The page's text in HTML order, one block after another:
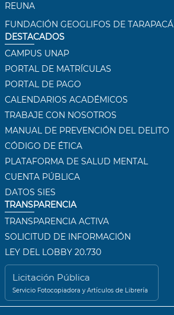
REUNA
FUNDACIÓN GEOGLIFOS DE TARAPACÁ
DESTACADOS
CAMPUS UNAP
PORTAL DE MATRÍCULAS
PORTAL DE PAGO
CALENDARIOS ACADÉMICOS
TRABAJE CON NOSOTROS
MANUAL DE PREVENCIÓN DEL DELITO
CÓDIGO DE ÉTICA
PLATAFORMA DE SALUD MENTAL
CUENTA PÚBLICA
DATOS SIES
TRANSPARENCIA
TRANSPARENCIA ACTIVA
SOLICITUD DE INFORMACIÓN
LEY DEL LOBBY 20.730
Licitación Pública
Servicio Fotocopiadora y Artículos de Librería